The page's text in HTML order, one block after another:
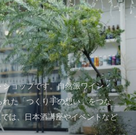
ョップです。自然派ワイン・
た「つくり手の想い」をつな
は、日本酒講座やイベントなど